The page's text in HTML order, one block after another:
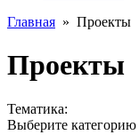
Главная » Проекты
Проекты
Тематика:
Выберите категорию